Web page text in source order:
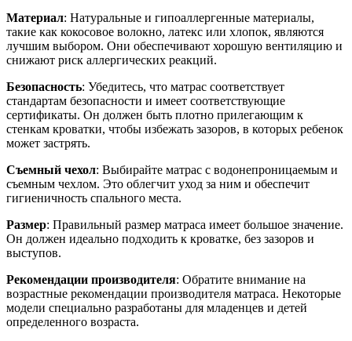
Материал: Натуральные и гипоаллергенные материалы,
такие как кокосовое волокно, латекс или хлопок, являются
лучшим выбором. Они обеспечивают хорошую вентиляцию и
снижают риск аллергических реакций.
Безопасность: Убедитесь, что матрас соответствует
стандартам безопасности и имеет соответствующие
сертификаты. Он должен быть плотно прилегающим к
стенкам кроватки, чтобы избежать зазоров, в которых ребенок
может застрять.
Съемный чехол: Выбирайте матрас с водонепроницаемым и
съемным чехлом. Это облегчит уход за ним и обеспечит
гигиеничность спального места.
Размер: Правильный размер матраса имеет большое значение.
Он должен идеально подходить к кроватке, без зазоров и
выступов.
Рекомендации производителя: Обратите внимание на
возрастные рекомендации производителя матраса. Некоторые
модели специально разработаны для младенцев и детей
определенного возраста.